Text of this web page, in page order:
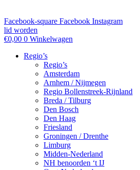
Facebook-square Facebook Instagram
lid worden
€0,00 0 Winkelwagen
Regio’s
Regio’s
Amsterdam
Arnhem / Nijmegen
Regio Bollenstreek-Rijnland
Breda / Tilburg
Den Bosch
Den Haag
Friesland
Groningen / Drenthe
Limburg
Midden-Nederland
NH benoorden ‘t IJ